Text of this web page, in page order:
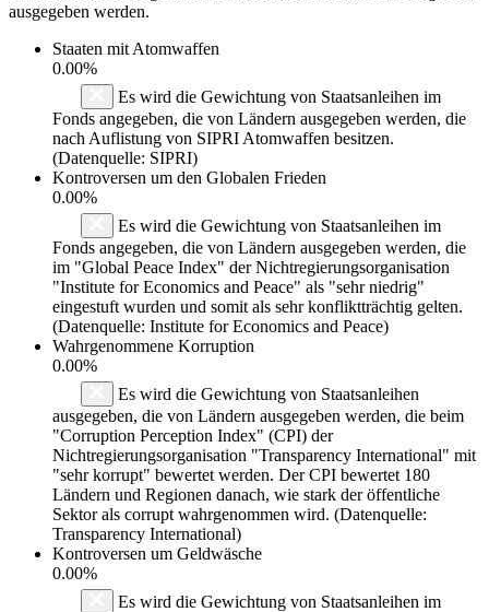
ausgegeben werden.
Staaten mit Atomwaffen
0.00%
Es wird die Gewichtung von Staatsanleihen im
Fonds angegeben, die von Ländern ausgegeben werden, die
nach Auflistung von SIPRI Atomwaffen besitzen.
(Datenquelle: SIPRI)
Kontroversen um den Globalen Frieden
0.00%
Es wird die Gewichtung von Staatsanleihen im
Fonds angegeben, die von Ländern ausgegeben werden, die
im "Global Peace Index" der Nichtregierungsorganisation
"Institute for Economics and Peace" als "sehr niedrig"
eingestuft wurden und somit als sehr konfliktträchtig gelten.
(Datenquelle: Institute for Economics and Peace)
Wahrgenommene Korruption
0.00%
Es wird die Gewichtung von Staatsanleihen
ausgegeben, die von Ländern ausgegeben werden, die beim
"Corruption Perception Index" (CPI) der
Nichtregierungsorganisation "Transparency International" mit
"sehr korrupt" bewertet werden. Der CPI bewertet 180
Ländern und Regionen danach, wie stark der öffentliche
Sektor als corrupt wahrgenommen wird. (Datenquelle:
Transparency International)
Kontroversen um Geldwäsche
0.00%
Es wird die Gewichtung von Staatsanleihen im